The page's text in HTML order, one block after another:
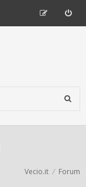
Vecio.it Forum